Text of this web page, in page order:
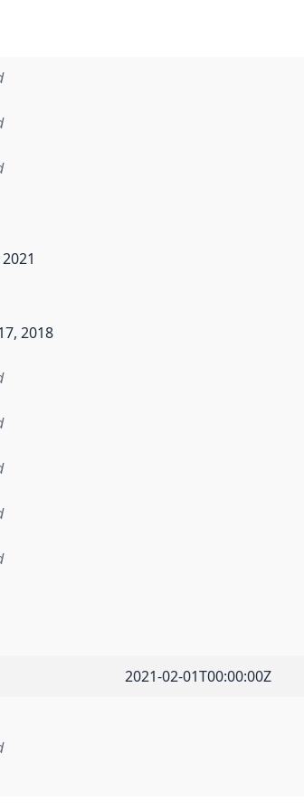
dataset was first released. It may have
2018
2021-02-01T00:00:00Z
other specification that forms the basis